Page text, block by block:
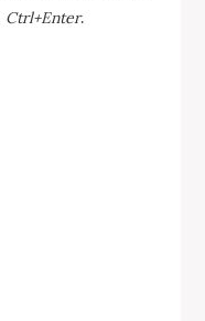
Ctrl+Enter.